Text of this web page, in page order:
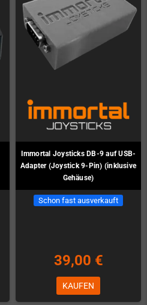
Immortal Joysticks DB-9 auf USB-
Adapter (Joystick 9-Pin) (inklusive
Gehäuse)
Schon fast ausverkauft
39,00 €
KAUFEN